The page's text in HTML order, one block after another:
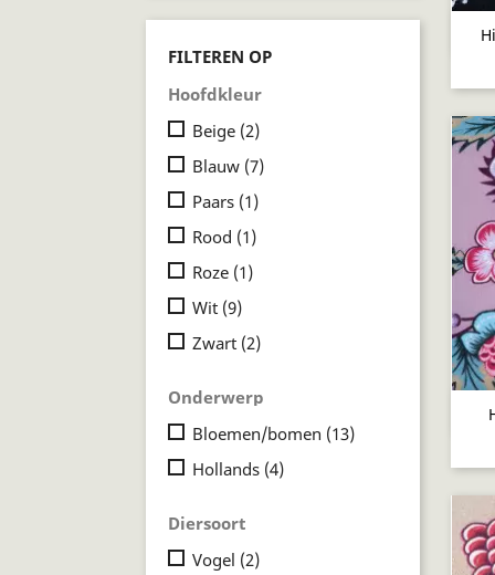
FILTEREN OP
Hoofdkleur
Beige (2)
Blauw (7)
Paars (1)
Rood (1)
Roze (1)
Wit (9)
Zwart (2)
Onderwerp
Bloemen/bomen (13)
Hollands (4)
Diersoort
Vogel (2)